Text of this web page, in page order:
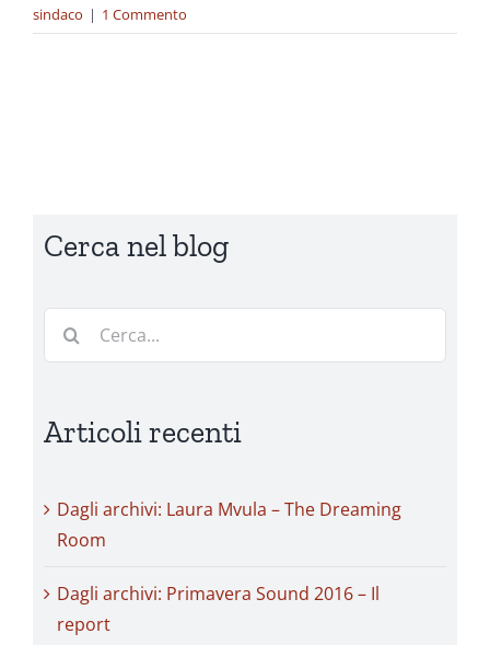
sindaco | 1 Commento
Cerca nel blog
Cerca
Articoli recenti
Dagli archivi: Laura Mvula – The Dreaming
Room
Dagli archivi: Primavera Sound 2016 – Il
report